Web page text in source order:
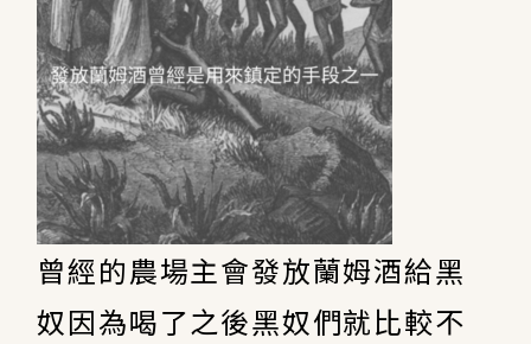
曾經的農場主會發放蘭姆酒給黑
奴因為喝了之後黑奴們就比較不